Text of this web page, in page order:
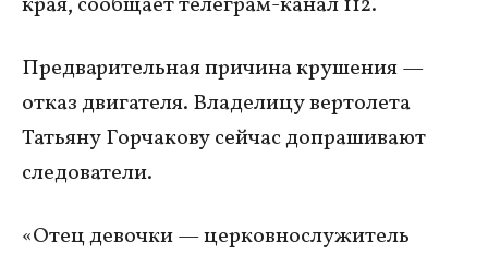
Предварительная причина крушения —
отказ двигателя. Владелицу вертолета
Татьяну Горчакову сейчас допрашивают
следователи.
«Отец девочки — церковнослужитель